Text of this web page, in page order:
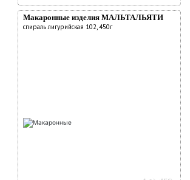
Макаронные изделия МАЛЬТАЛЬЯТИ
спираль лигурийская 102, 450г